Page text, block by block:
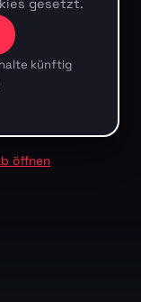
gesetzt.
künftig
öffnen